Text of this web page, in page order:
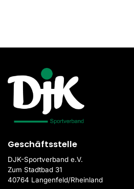
Geschäftsstelle
DJK-Sportverband e.V.
Zum Stadtbad 31
40764 Langenfeld/Rheinland